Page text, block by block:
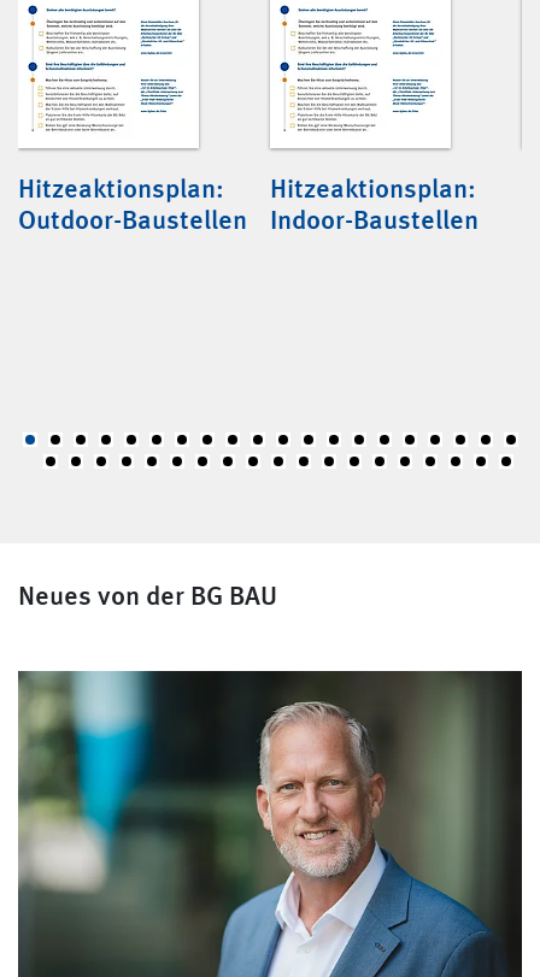
Hitzeaktionsplan:
Outdoor-Baustellen
Hitzeaktionsplan:
Indoor-Baustellen
Neues von der BG BAU